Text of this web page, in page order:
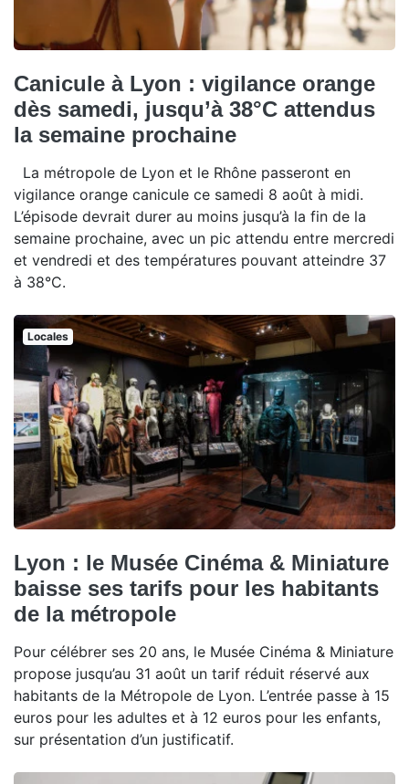
Canicule à Lyon : vigilance orange
dès samedi, jusqu’à 38°C attendus
la semaine prochaine
La métropole de Lyon et le Rhône passeront en
vigilance orange canicule ce samedi 8 août à midi.
L’épisode devrait durer au moins jusqu’à la fin de la
semaine prochaine, avec un pic attendu entre mercredi
et vendredi et des températures pouvant atteindre 37
à 38°C.
Locales
Lyon : le Musée Cinéma & Miniature
baisse ses tarifs pour les habitants
de la métropole
Pour célébrer ses 20 ans, le Musée Cinéma & Miniature
propose jusqu’au 31 août un tarif réduit réservé aux
habitants de la Métropole de Lyon. L’entrée passe à 15
euros pour les adultes et à 12 euros pour les enfants,
sur présentation d’un justificatif.